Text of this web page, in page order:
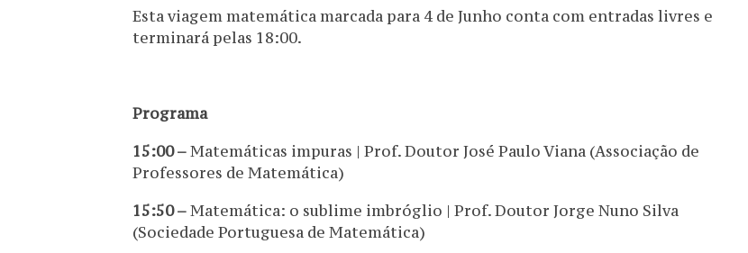
Esta viagem matemática marcada para 4 de Junho conta com entradas livres e
terminará pelas 18:00.
Programa
15:00 –Matemáticas impuras | Prof. Doutor José Paulo Viana (Associação de
Professores de Matemática)
15:50 –Matemática: o sublime imbróglio | Prof. Doutor Jorge Nuno Silva
(Sociedade Portuguesa de Matemática)